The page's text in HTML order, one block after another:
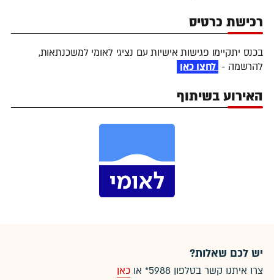
רכישת כרטיס
בכנס יתקיימו פגישות אישיות עם נציגי לאומי למשכנתאות,
להרשמה - לחצו כאן
האירוע בשיתוף
יש לכם שאלות?
צרו איתנו קשר בטלפון 5988* או כאן